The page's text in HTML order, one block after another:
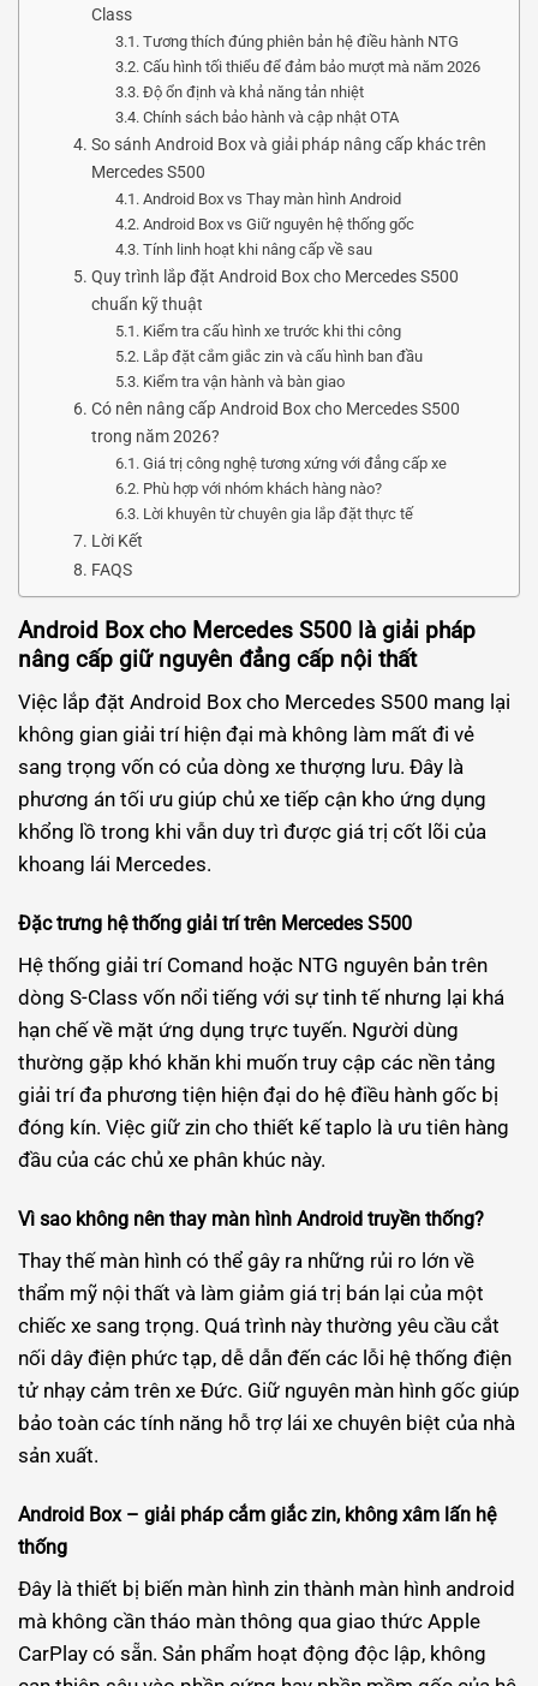
Class
Tương thích đúng phiên bản hệ điều hành NTG
Cấu hình tối thiểu để đảm bảo mượt mà năm 2026
Độ ổn định và khả năng tản nhiệt
Chính sách bảo hành và cập nhật OTA
So sánh Android Box và giải pháp nâng cấp khác trên
Mercedes S500
Android Box vs Thay màn hình Android
Android Box vs Giữ nguyên hệ thống gốc
Tính linh hoạt khi nâng cấp về sau
Quy trình lắp đặt Android Box cho Mercedes S500
chuẩn kỹ thuật
Kiểm tra cấu hình xe trước khi thi công
Lắp đặt cắm giắc zin và cấu hình ban đầu
Kiểm tra vận hành và bàn giao
Có nên nâng cấp Android Box cho Mercedes S500
trong năm 2026?
Giá trị công nghệ tương xứng với đẳng cấp xe
Phù hợp với nhóm khách hàng nào?
Lời khuyên từ chuyên gia lắp đặt thực tế
Lời Kết
FAQS
Android Box cho Mercedes S500 là giải pháp
nâng cấp giữ nguyên đẳng cấp nội thất
Việc lắp đặt Android Box cho Mercedes S500 mang lại
không gian giải trí hiện đại mà không làm mất đi vẻ
sang trọng vốn có của dòng xe thượng lưu. Đây là
phương án tối ưu giúp chủ xe tiếp cận kho ứng dụng
khổng lồ trong khi vẫn duy trì được giá trị cốt lõi của
khoang lái Mercedes.
Đặc trưng hệ thống giải trí trên Mercedes S500
Hệ thống giải trí Comand hoặc NTG nguyên bản trên
dòng S-Class vốn nổi tiếng với sự tinh tế nhưng lại khá
hạn chế về mặt ứng dụng trực tuyến. Người dùng
thường gặp khó khăn khi muốn truy cập các nền tảng
giải trí đa phương tiện hiện đại do hệ điều hành gốc bị
đóng kín. Việc giữ zin cho thiết kế taplo là ưu tiên hàng
đầu của các chủ xe phân khúc này.
Vì sao không nên thay màn hình Android truyền thống?
Thay thế màn hình có thể gây ra những rủi ro lớn về
thẩm mỹ nội thất và làm giảm giá trị bán lại của một
chiếc xe sang trọng. Quá trình này thường yêu cầu cắt
nối dây điện phức tạp, dễ dẫn đến các lỗi hệ thống điện
tử nhạy cảm trên xe Đức. Giữ nguyên màn hình gốc giúp
bảo toàn các tính năng hỗ trợ lái xe chuyên biệt của nhà
sản xuất.
Android Box – giải pháp cắm giắc zin, không xâm lấn hệ
thống
Đây là thiết bị biến màn hình zin thành màn hình android
mà không cần tháo màn thông qua giao thức Apple
CarPlay có sẵn. Sản phẩm hoạt động độc lập, không